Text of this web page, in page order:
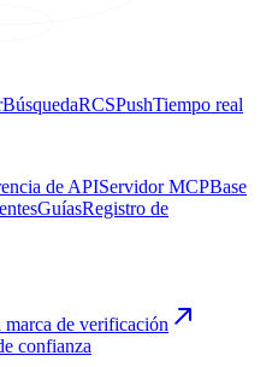
BúsquedaRCSPushTiempo real
de APIServidor MCPBase
GuíasRegistro de
de verificación
confianza